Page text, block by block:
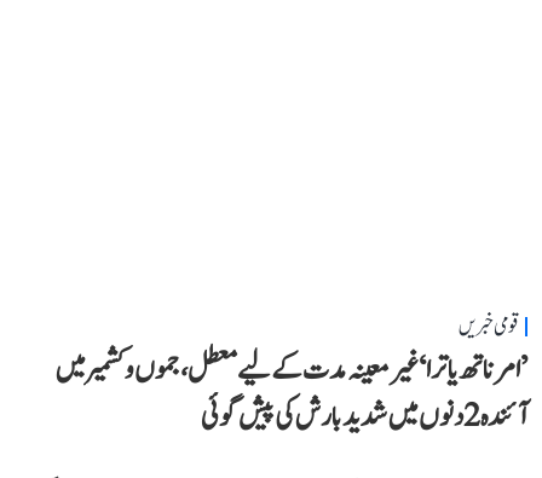
قومی خبریں
’امرناتھ یاترا‘ غیر معینہ مدت کے لیے معطل، جموں و کشمیر میں
آئندہ 2 دنوں میں شدید بارش کی پیش گوئی